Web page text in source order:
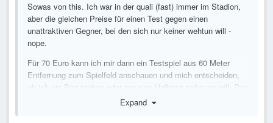
Sowas von this. Ich war in der quali (fast) immer im Stadion,
aber die gleichen Preise für einen Test gegen einen
unattraktiven Gegner, bei den sich nur keiner wehtun will -
nope.
Für 70 Euro kann ich mir dann ein Testspiel aus 60 Meter
Entfernung zum Spielfeld anschauen und mich entscheiden,
ob ich ein Bier trinken oder nur eine Halbzeit schauen will. Das
ganze unter der Woche um 20:45 Uhr. Der ÖFB hat das große
Expand